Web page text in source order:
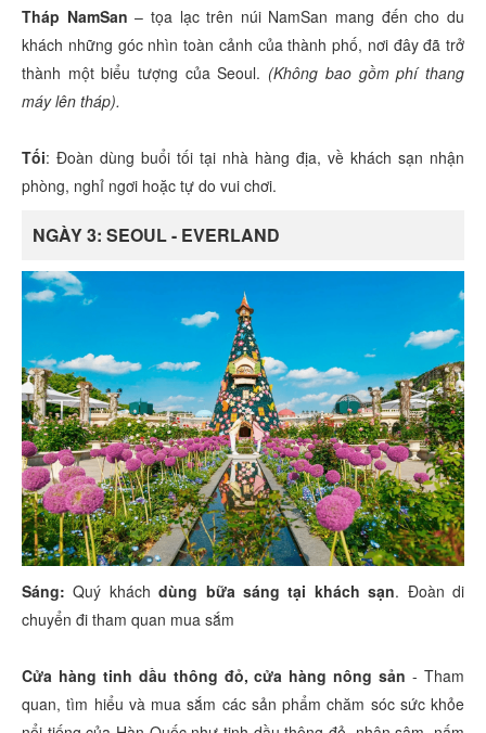
Tháp NamSan – tọa lạc trên núi NamSan mang đến cho du
khách những góc nhìn toàn cảnh của thành phố, nơi đây đã trở
thành một biểu tượng của Seoul. (Không bao gồm phí thang
máy lên tháp).
Tối: Đoàn dùng buổi tối tại nhà hàng địa, về khách sạn nhận
phòng, nghỉ ngơi hoặc tự do vui chơi.
NGÀY 3: SEOUL - EVERLAND
Sáng:Quý kháchdùng bữa sáng tại khách sạn. Đoàn di
chuyển đi tham quan mua sắm
Cửa hàng tinh dầu thông đỏ, cửa hàng nông sản - Tham
quan, tìm hiểu và mua sắm các sản phẩm chăm sóc sức khỏe